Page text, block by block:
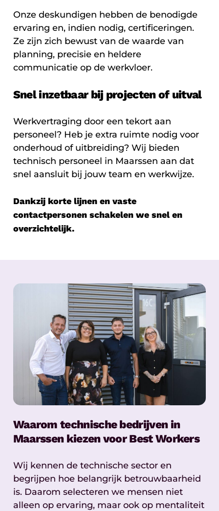
Onze deskundigen hebben de benodigde
ervaring en, indien nodig, certificeringen.
Ze zijn zich bewust van de waarde van
planning, precisie en heldere
communicatie op de werkvloer.
Snel inzetbaar bij projecten of uitval
Werkvertraging door een tekort aan
personeel? Heb je extra ruimte nodig voor
onderhoud of uitbreiding? Wij bieden
technisch personeel in Maarssen aan dat
snel aansluit bij jouw team en werkwijze.
Dankzij korte lijnen en vaste
contactpersonen schakelen we snel en
overzichtelijk.
Waarom technische bedrijven in
Maarssen kiezen voor Best Workers
Wij kennen de technische sector en
begrijpen hoe belangrijk betrouwbaarheid
is. Daarom selecteren we mensen niet
alleen op ervaring, maar ook op mentaliteit